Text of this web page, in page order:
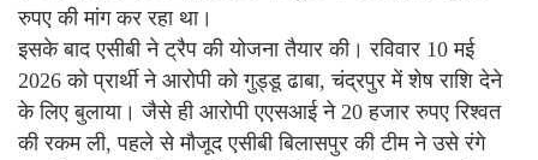
रुपए की मांग कर रहा था।
इसके बाद एसीबी ने ट्रैप की योजना तैयार की। रविवार 10 मई
2026 को प्रार्थी ने आरोपी को गुड्डू ढाबा, चंद्रपुर में शेष राशि देने
के लिए बुलाया। जैसे ही आरोपी एएसआई ने 20 हजार रुपए रिश्वत
की रकम ली, पहले से मौजूद एसीबी बिलासपुर की टीम ने उसे रंगे